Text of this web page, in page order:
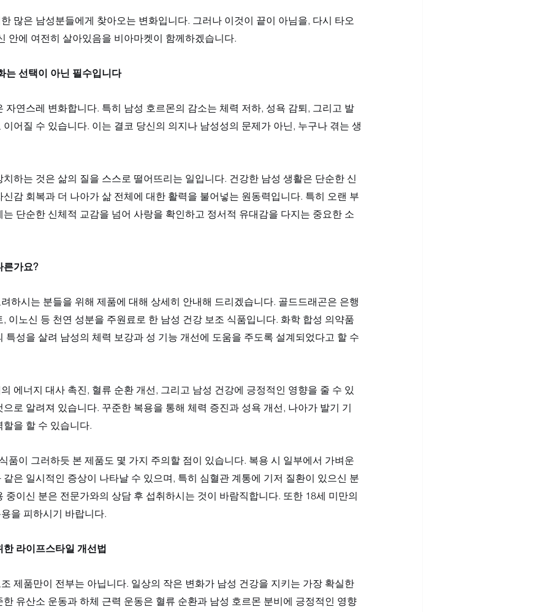
많은 남성분들에게 찾아오는 변화입니다. 그러나 이것이 끝이 아님을, 다시 타오
안에 여전히 살아있음을 비아마켓이 함께하겠습니다.
는 선택이 아닌 필수입니다
자연스레 변화합니다. 특히 남성 호르몬의 감소는 체력 저하, 성욕 감퇴, 그리고 발
어질 수 있습니다. 이는 결코 당신의 의지나 남성성의 문제가 아닌, 누구나 겪는 생
하는 것은 삶의 질을 스스로 떨어뜨리는 일입니다. 건강한 남성 생활은 단순한 신
감 회복과 더 나아가 삶 전체에 대한 활력을 불어넣는 원동력입니다. 특히 오랜 부
단순한 신체적 교감을 넘어 사랑을 확인하고 정서적 유대감을 다지는 중요한 소
른가요?
하시는 분들을 위해 제품에 대해 상세히 안내해 드리겠습니다. 골드드래곤은 은행
이노신 등 천연 성분을 주원료로 한 남성 건강 보조 식품입니다. 화학 합성 의약품
특성을 살려 남성의 체력 보강과 성 기능 개선에 도움을 주도록 설계되었다고 할 수
에너지 대사 촉진, 혈류 순환 개선, 그리고 남성 건강에 긍정적인 영향을 줄 수 있
로 알려져 있습니다. 꾸준한 복용을 통해 체력 증진과 성욕 개선, 나아가 발기 기
을 할 수 있습니다.
품이 그러하듯 본 제품도 몇 가지 주의할 점이 있습니다. 복용 시 일부에서 가벼운
은 일시적인 증상이 나타날 수 있으며, 특히 심혈관 계통에 기저 질환이 있으신 분
중이신 분은 전문가와의 상담 후 섭취하시는 것이 바람직합니다. 또한 18세 미만의
을 피하시기 바랍니다.
라이프스타일 개선법
제품만이 전부는 아닙니다. 일상의 작은 변화가 남성 건강을 지키는 가장 확실한
유산소 운동과 하체 근력 운동은 혈류 순환과 남성 호르몬 분비에 긍정적인 영향